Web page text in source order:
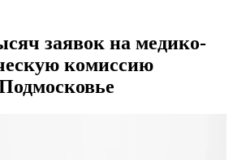
заявок на медико-
комиссию